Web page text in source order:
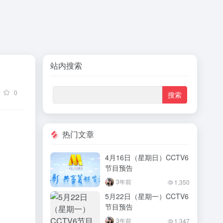
0
站内搜索
热门文章
4月16日（星期日）CCTV6
节目预告
3年前 1,350
5月22日（星期一）CCTV6
节目预告
3年前 1,347